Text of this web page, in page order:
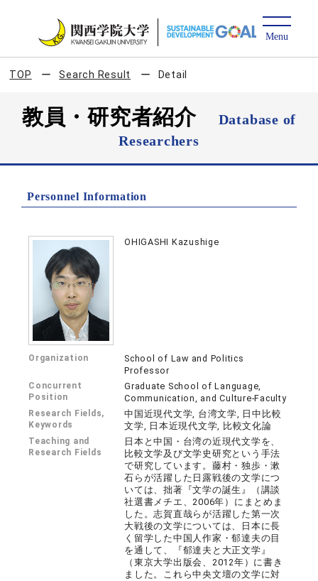
TOP Search Result Detail
教員・研究者紹介
Database of
Researchers
Personnel Information
OHIGASHI Kazushige
Organization
School of Law and Politics
Professor
Concurrent
Position
Graduate School of Language,
Communication, and Culture-Faculty
Research Fields,
Keywords
中国近現代文学, 台湾文学, 日中比較
文学, 日本近現代文学, 比較文化論
Teaching and
Research Fields
日本と中国・台湾の近現代文学を、
比較文学及び文学史研究という手法
で研究しています。藤村・独歩・漱
石らが活躍した日露戦後の文学につ
いては、拙著『文学の誕生』（講談
社選書メチエ、2006年）にまとめま
した。志賀直哉らが活躍した第一次
大戦後の文学については、日本に長
く留学した中国人作家・郁達夫の目
を通して、『郁達夫と大正文学』
（東京大学出版会、2012年）に書き
ました。これら中央文壇の文学に対